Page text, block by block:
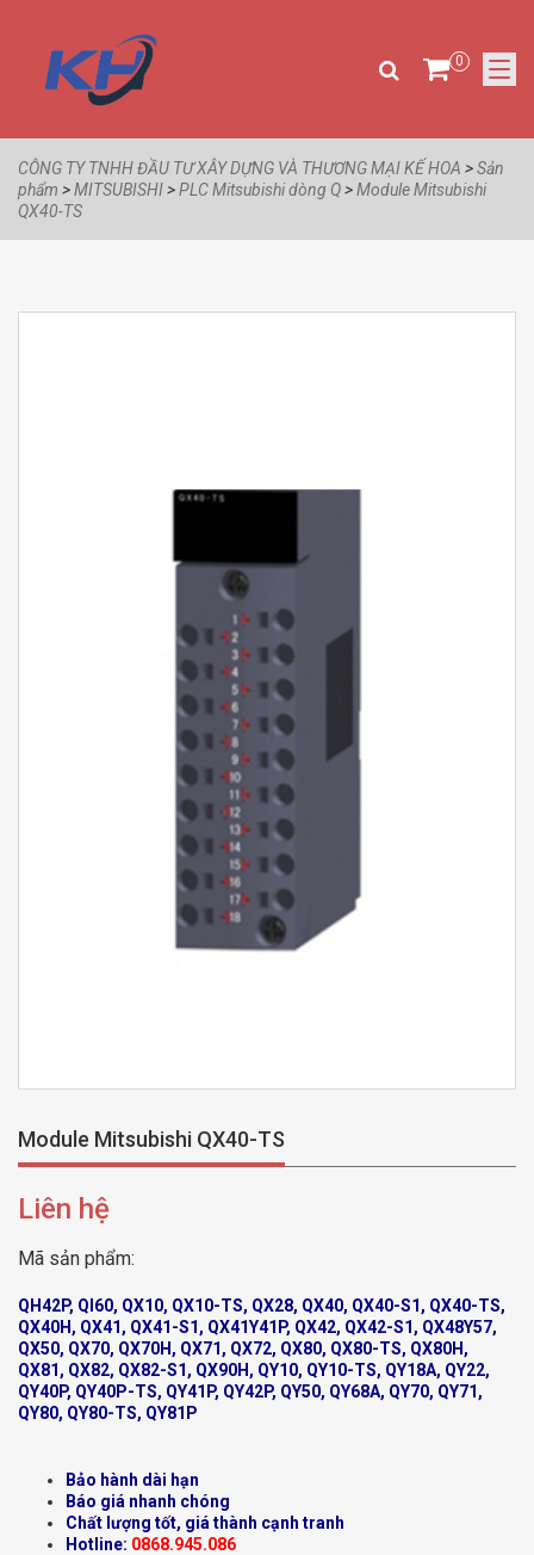
0
CÔNG TY TNHH ĐẦU TƯ XÂY DỰNG VÀ THƯƠNG MẠI KẾ HOA >Sản
phẩm >MITSUBISHI>PLC Mitsubishi dòng Q>Module Mitsubishi
QX40-TS
Module Mitsubishi QX40-TS
Liên hệ
Mã sản phẩm:
QH42P, QI60, QX10, QX10-TS, QX28, QX40, QX40-S1, QX40-TS,
QX40H, QX41, QX41-S1, QX41Y41P, QX42, QX42-S1, QX48Y57,
QX50, QX70, QX70H, QX71, QX72, QX80, QX80-TS, QX80H,
QX81, QX82, QX82-S1, QX90H, QY10, QY10-TS, QY18A, QY22,
QY40P, QY40P-TS, QY41P, QY42P, QY50, QY68A, QY70, QY71,
QY80, QY80-TS, QY81P
Bảo hành dài hạn
Báo giá nhanh chóng
Chất lượng tốt, giá thành cạnh tranh
Hotline: 0868.945.086